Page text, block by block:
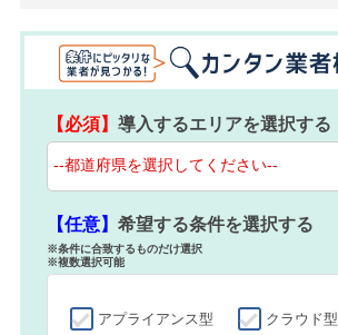
【必須】導入するエリアを選択する
【任意】希望する条件を選択する
※条件に合致するものだけ選択
※複数選択可能
アプライアンス型 クラウド型